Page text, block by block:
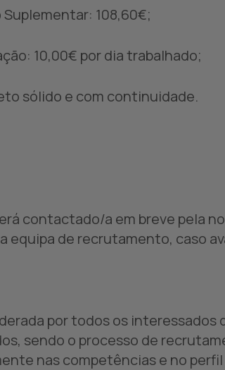
108,60€;
10,00€ por dia trabalhado;
sólido e com continuidade.
contactado/a em breve pela
equipa de recrutamento, caso
por todos os
sendo o processo de
nas competências e no